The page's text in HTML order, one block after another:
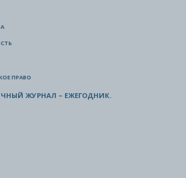
ПРАВО
ЖУРНАЛ – ЕЖЕГОДНИК.